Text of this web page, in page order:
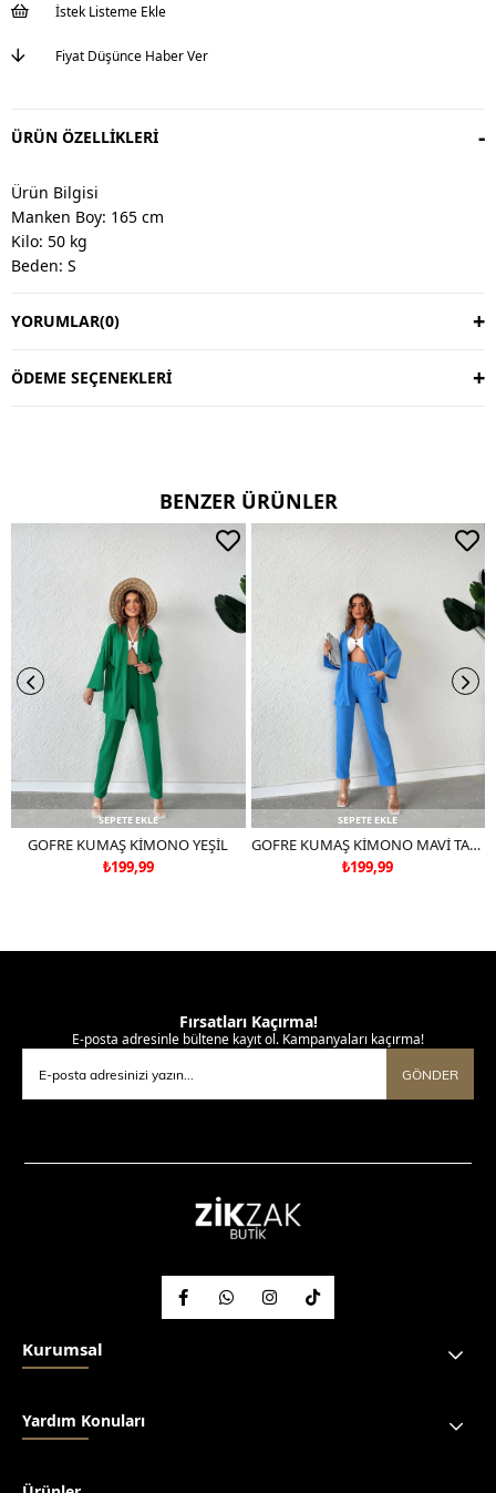
İstek Listeme Ekle
Fiyat Düşünce Haber Ver
ÜRÜN ÖZELLIKLERI
Ürün Bilgisi
Manken Boy: 165 cm
Kilo: 50 kg
Beden: S
Değişim & İade
Değişim süresi 3 iş günüdür.
Kargo alıcıya aittir.
Ters çevirerek yıkayınız.
Çift renkli ürünlerde yıkama mendili kullanınız.
Deri ve süet ürünleri makinede yıkamayınız, kuru temizleme
YORUMLAR(0)
ÖDEME SEÇENEKLERI
BENZER ÜRÜNLER
SEPETE EKLE
GOFRE KUMAŞ KİMONO YEŞİL
₺199,99
SEPETE EKLE
GOFRE KUMAŞ KİMONO MAVİ TAKIM DEĞİLDİR
₺199,99
Fırsatları Kaçırma!
E-posta adresinle bültene kayıt ol. Kampanyaları kaçırma!
GÖNDER
Kurumsal
Yardım Konuları